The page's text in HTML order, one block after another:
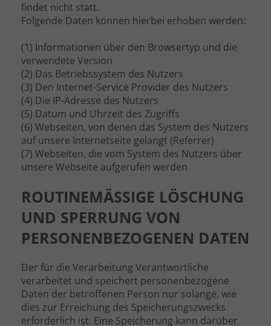
findet nicht statt.
Folgende Daten können hierbei erhoben werden:
(1) Informationen über den Browsertyp und die
verwendete Version
(2) Das Betriebssystem des Nutzers
(3) Den Internet-Service Provider des Nutzers
(4) Die IP-Adresse des Nutzers
(5) Datum und Uhrzeit des Zugriffs
(6) Webseiten, von denen das System des Nutzers
auf unsere Internetseite gelangt (Referrer)
(7) Webseiten, die vom System des Nutzers über
unsere Webseite aufgerufen werden
ROUTINEMÄSSIGE LÖSCHUNG U
ND SPERRUNG VON P
ERSONENBEZOGENEN DATEN
Der für die Verarbeitung Verantwortliche
verarbeitet und speichert personenbezogene
Daten der betroffenen Person nur solange, wie
dies zur Erreichung des Speicherungszwecks
erforderlich ist. Eine Speicherung kann darüber